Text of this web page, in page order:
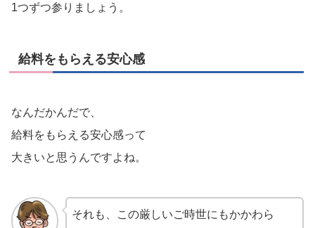
1つずつ参りましょう。
給料をもらえる安心感
なんだかんだで、
給料をもらえる安心感って
大きいと思うんですよね。
それも、この厳しいご時世にもかかわら